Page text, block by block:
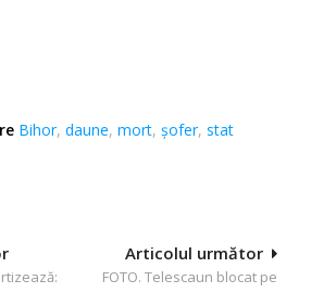
Bihor,daune,mort,şofer,stat
Articolul următor
FOTO. Telescaun blocat pe